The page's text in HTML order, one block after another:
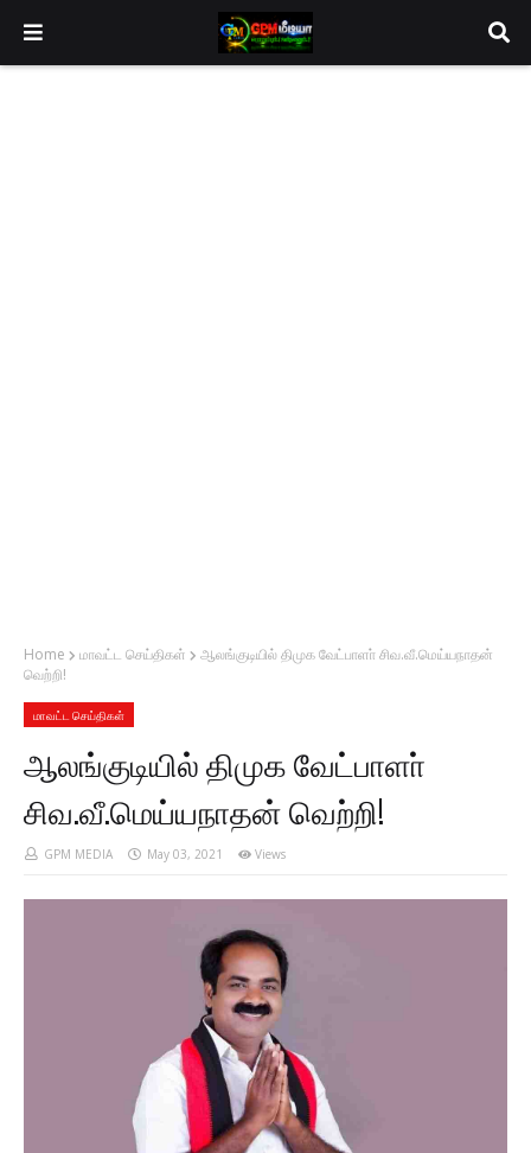
Home மாவட்ட செய்திகள்
ஆலங்குடியில் திமுக வேட்பாளா் சிவ.வீ.மெய்யநாதன்
வெற்றி!
மாவட்ட செய்திகள்
ஆலங்குடியில் திமுக வேட்பாளா்
சிவ.வீ.மெய்யநாதன் வெற்றி!
GPM MEDIA May 03, 2021 Views